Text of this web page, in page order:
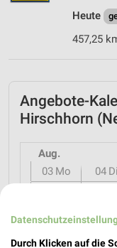
Heute
457,25
Angebote-
Hirschhorn
Aug.
03 Mo 04 Di
Durch Klicken auf die